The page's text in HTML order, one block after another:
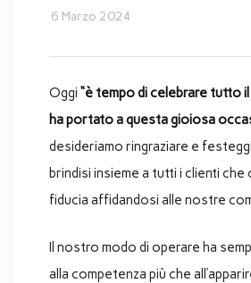
6 Marzo 2024
Oggi “è tempo di celebrare tutto
ha portato a questa gioiosa
desideriamo ringraziare e
brindisi insieme a tutti i clienti che
fiducia affidandosi alle nostre
Il nostro modo di operare ha
alla competenza più che